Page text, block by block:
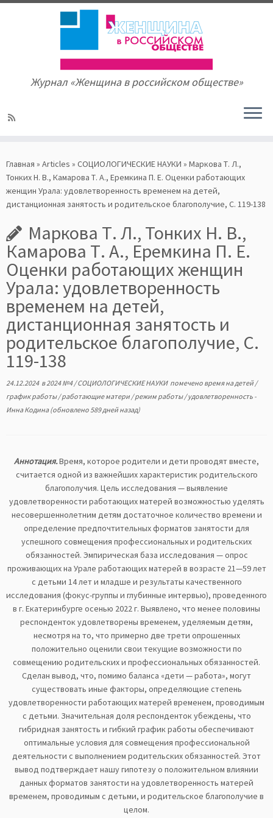
to
content
Журнал «Женщина в российском обществе»
Главная » Articles » СОЦИОЛОГИЧЕСКИЕ НАУКИ » Маркова Т. Л.,
Тонких Н. В., Камарова Т. А., Еремкина П. Е. Оценки работающих
женщин Урала: удовлетворенность временем на детей,
дистанционная занятость и родительское благополучие, С. 119-138
Маркова Т. Л., Тонких Н. В.,
Камарова Т. А., Еремкина П. Е.
Оценки работающих женщин
Урала: удовлетворенность
временем на детей,
дистанционная занятость и
родительское благополучие, С.
119-138
24.12.2024в2024 №4/СОЦИОЛОГИЧЕСКИЕ НАУКИ помечено время на детей/
график работы/работающие матери /режим работы/удовлетворенность -
Инна Кодина(обновлено 589 дней назад)
Аннотация.Время, которое родители и дети проводят вместе,
считается одной из важнейших характеристик родительского
благополучия. Цель исследования — выявление
удовлетворенности работающих матерей возможностью уделять
несовершеннолетним детям достаточное количество времени и
определение предпочтительных форматов занятости для
успешного совмещения профессиональных и родительских
обязанностей. Эмпирическая база исследования — опрос
проживающих на Урале работающих матерей в возрасте 21—59 лет
с детьми 14 лет и младше и результаты качественного
исследования (фокус-группы и глубинные интервью), проведенного
в г. Екатеринбурге осенью 2022 г. Выявлено, что менее половины
респонденток удовлетворены временем, уделяемым детям,
несмотря на то, что примерно две трети опрошенных
положительно оценили свои текущие возможности по
совмещению родительских и профессиональных обязанностей.
Сделан вывод, что, помимо баланса «дети — работа», могут
существовать иные факторы, определяющие степень
удовлетворенности работающих матерей временем, проводимым
с детьми. Значительная доля респонденток убеждены, что
гибридная занятость и гибкий график работы обеспечивают
оптимальные условия для совмещения профессиональной
деятельности с выполнением родительских обязанностей. Этот
вывод подтверждает нашу гипотезу о положительном влиянии
данных форматов занятости на удовлетворенность матерей
временем, проводимым с детьми, и родительское благополучие в
целом.